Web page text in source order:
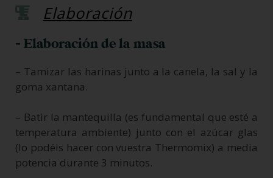
Elaboración
- Elaboración de la masa
– Tamizar las harinas junto a la canela, la sal y la
goma xantana.
– Batir la mantequilla (es fundamental que esté a
temperatura ambiente) junto con el azúcar glas
(lo podéis hacer con vuestra Thermomix) a media
potencia durante 3 minutos.